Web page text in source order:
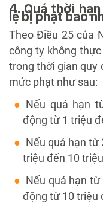
4. Quá thời
lệ bị phạt bao
Theo Điều 25 của
công ty không
trong thời gian quy
mức phạt như sau:
Nếu quá hạn
động từ 1 triệu
Nếu quá hạn từ
triệu đến 10
Nếu quá hạn
động từ 10 triệu